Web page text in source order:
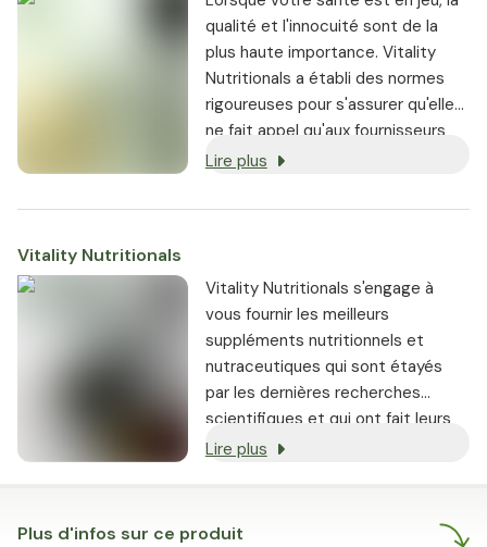
qualité et l'innocuité sont de la
plus haute importance. Vitality
Nutritionals a établi des normes
rigoureuses pour s'assurer qu'elle
ne fait appel qu'aux fournisseurs
les plus réputés.
Lire plus
Plus d'infos sur ce produit
Vitality Nutritionals
Vitality Nutritionals s'engage à
vous fournir les meilleurs
suppléments nutritionnels et
nutraceutiques qui sont étayés
par les dernières recherches
scientifiques et qui ont fait leurs
preuves.
Lire plus